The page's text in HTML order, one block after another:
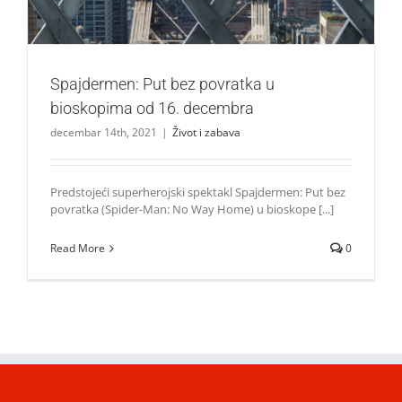
Spajdermen: Put bez povratka u
bioskopima od 16. decembra
decembar 14th, 2021 | Život i zabava
Predstojeći superherojski spektakl Spajdermen: Put bez
povratka (Spider-Man: No Way Home) u bioskope [...]
Read More 0